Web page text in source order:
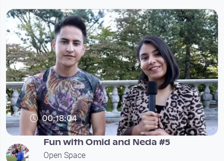
00:18:04
Fun with Omid and Neda #5
Open Space